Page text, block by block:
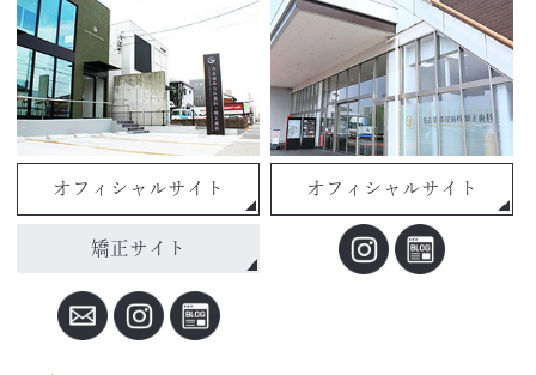
オフィシャルサイト
矯正サイト
オフィシャルサイト